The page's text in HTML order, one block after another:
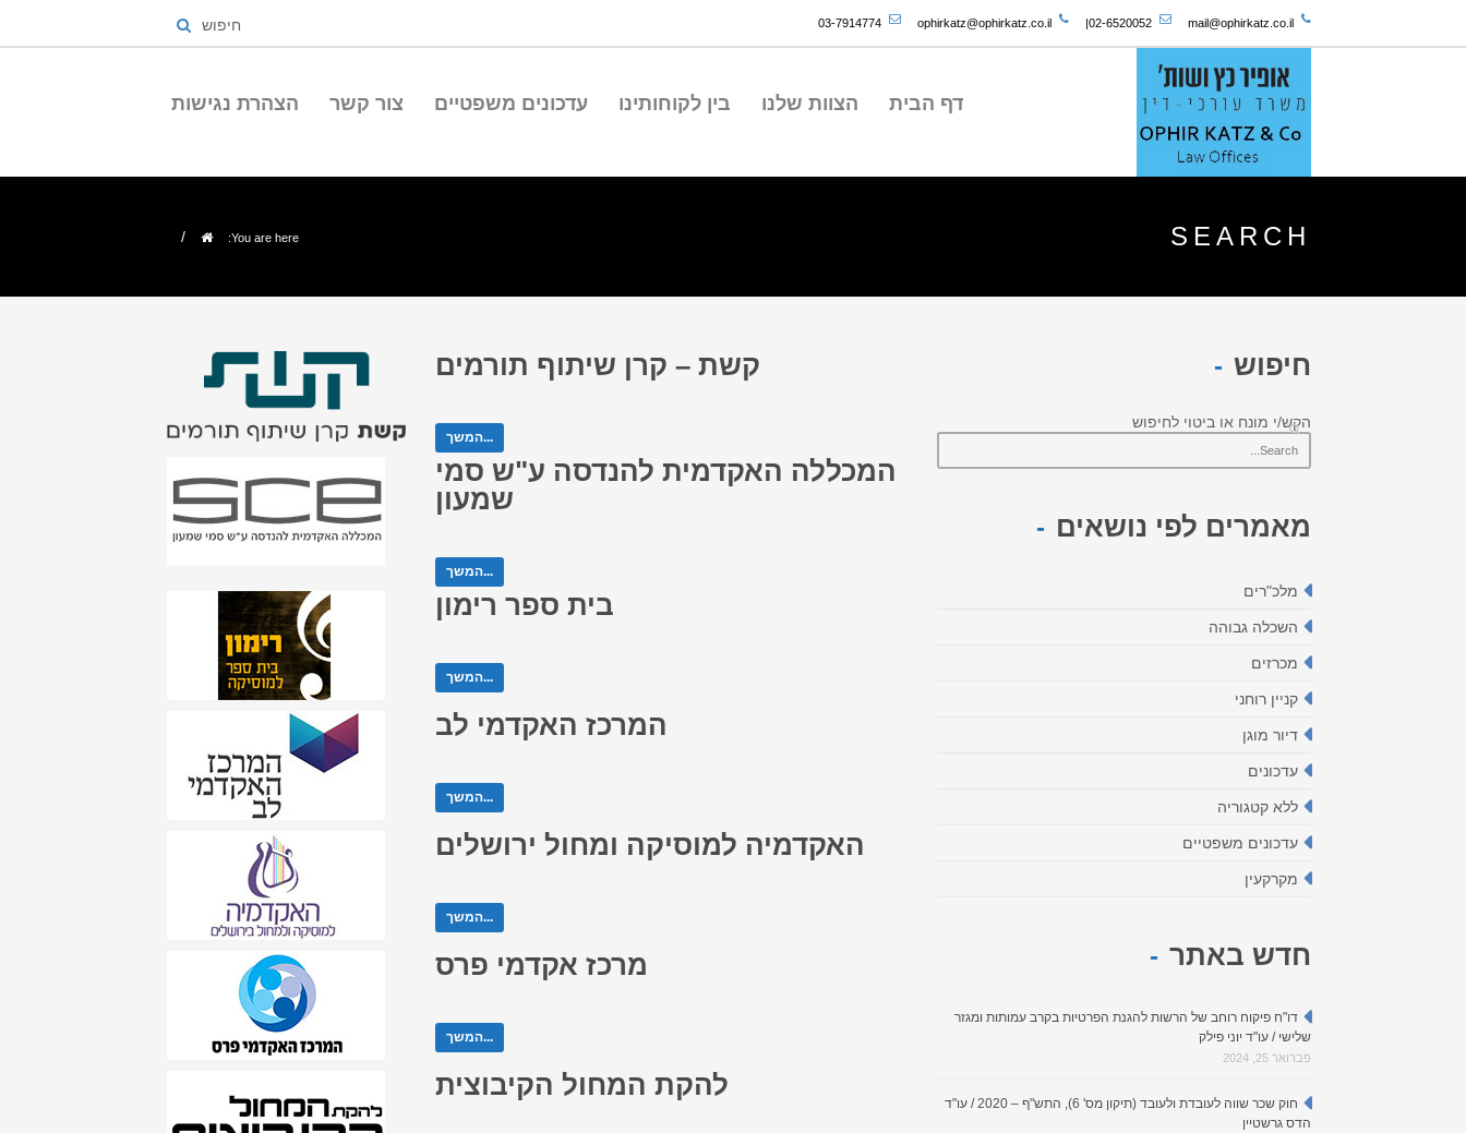
mail@ophirkatz.co.il
02-6520052
|
ophirkatz@ophirkatz.co.il
03-7914774 חיפוש
דף הבית הצוות שלנו בין לקוחותינו עדכונים משפטיים צור קשר הצהרת נגישות
SEARCH
You are here:
/
קשת – קרן שיתוף תורמים
המשך...
המכללה האקדמית להנדסה ע"ש סמי
שמעון
המשך...
בית ספר רימון
המשך...
המרכז האקדמי לב
המשך...
האקדמיה למוסיקה ומחול ירושלים
המשך...
מרכז אקדמי פרס
המשך...
להקת המחול הקיבוצית
חיפוש
הקש/י מונח או ביטוי לחיפוש
מאמרים לפי נושאים
מלכ"רים
השכלה גבוהה
מכרזים
קניין רוחני
דיור מוגן
עדכונים
ללא קטגוריה
עדכונים משפטיים
מקרקעין
חדש באתר
דו"ח פיקוח רוחב של הרשות להגנת הפרטיות בקרב עמותות ומגזר
שלישי / עו"ד יוני פילק
פברואר 25, 2024
חוק שכר שווה לעובדת ולעובד (תיקון מס' 6), התש"ף – 2020 / עו"ד
הדס גרשטיין